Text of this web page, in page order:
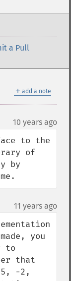
a Pull
＋ add a note
10 years ago
to the
of
by
11 years ago
you
to
that
-2,